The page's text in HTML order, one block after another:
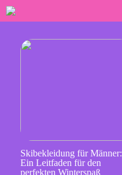
Skibekleidung für Männer:
Ein Leitfaden für den
perfekten Winterspaß